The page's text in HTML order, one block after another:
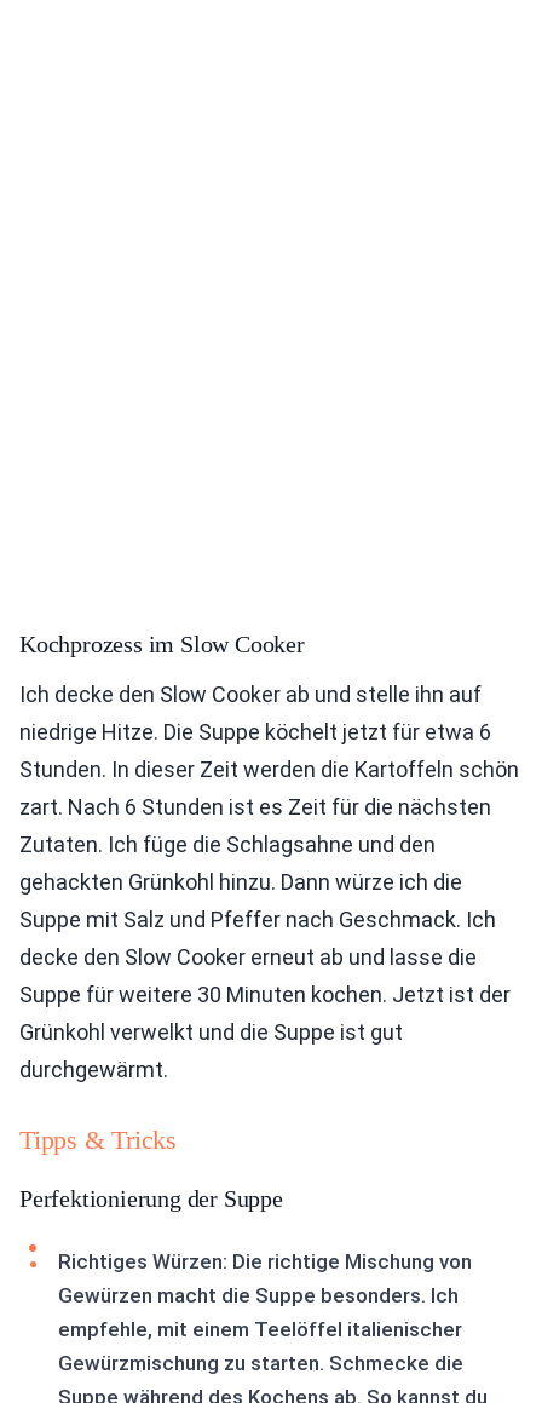
Kochprozess im Slow Cooker
Ich decke den Slow Cooker ab und stelle ihn auf
niedrige Hitze. Die Suppe köchelt jetzt für etwa 6
Stunden. In dieser Zeit werden die Kartoffeln schön
zart. Nach 6 Stunden ist es Zeit für die nächsten
Zutaten. Ich füge die Schlagsahne und den
gehackten Grünkohl hinzu. Dann würze ich die
Suppe mit Salz und Pfeffer nach Geschmack. Ich
decke den Slow Cooker erneut ab und lasse die
Suppe für weitere 30 Minuten kochen. Jetzt ist der
Grünkohl verwelkt und die Suppe ist gut
durchgewärmt.
Tipps & Tricks
Perfektionierung der Suppe
Richtiges Würzen: Die richtige Mischung von
Gewürzen macht die Suppe besonders. Ich
empfehle, mit einem Teelöffel italienischer
Gewürzmischung zu starten. Schmecke die
Suppe während des Kochens ab. So kannst du